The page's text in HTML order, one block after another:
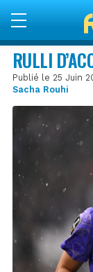
RULLI
Publié le 25 Juin
Sacha Rouhi